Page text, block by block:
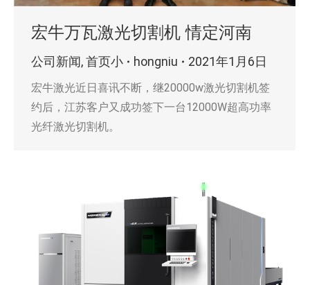
宏牛万瓦激光切割机 情定河南
公司新闻,首页小 hongniu 2021年1月6日
宏牛激光近日喜讯不断，继20000w激光切割机签
约后，江苏客户又成功签下一台12000W超高功率
光纤激光切割机。